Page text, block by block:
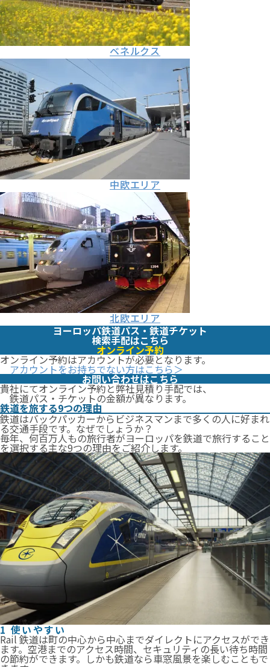
ベネルクス
中欧エリア
北欧エリア
ヨーロッパ鉄道パス・鉄道チケット
検索手配はこちら
オンライン予約
オンライン予約はアカウントが必要となります。
アカウントをお持ちでない⽅はこちら＞
お問い合わせはこちら
貴社にてオンライン予約と弊社⾒積り⼿配では、
鉄道パス・チケットの⾦額が異なります。
鉄道を旅する9つの理由
鉄道はバックパッカーからビジネスマンまで多くの人に好まれ
る交通手段です。なぜでしょうか？
毎年、何百万人もの旅行者がヨーロッパを鉄道で旅行すること
を選択する主な9つの理由をご紹介します。
1 使いやすい
Rail 鉄道は町の中心から中心までダイレクトにアクセスができ
ます。空港までのアクセス時間、セキュリティの長い待ち時間
の節約ができます。しかも鉄道なら車窓風景を楽しむこともで